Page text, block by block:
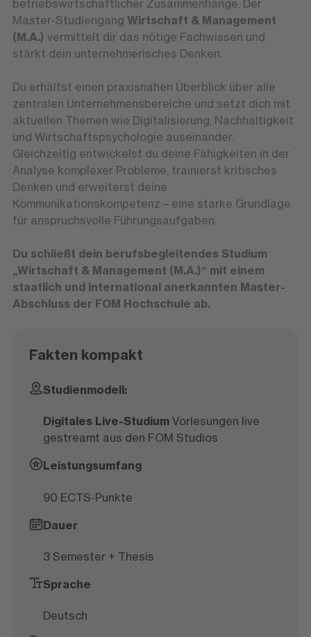
betriebswirtschaftlicher Zusammenhänge. Der
Master-Studiengang Wirtschaft & Management
(M.A.) vermittelt dir das nötige Fachwissen und
stärkt dein unternehmerisches Denken.
Du erhältst einen praxisnahen Überblick über alle
zentralen Unternehmensbereiche und setzt dich mit
aktuellen Themen wie Digitalisierung, Nachhaltigkeit
und Wirtschaftspsychologie auseinander.
Gleichzeitig entwickelst du deine Fähigkeiten in der
Analyse komplexer Probleme, trainierst kritisches
Denken und erweiterst deine
Kommunikationskompetenz – eine starke Grundlage
für anspruchsvolle Führungsaufgaben.
Du schließt dein berufsbegleitendes Studium
„Wirtschaft & Management (M.A.)“ mit einem
staatlich und international anerkannten Master-
Abschluss der FOM Hochschule ab.
Fakten kompakt
Studienmodell:
Digitales Live-StudiumVorlesungen live
gestreamt aus den FOM Studios
Leistungsumfang
90 ECTS-Punkte
Dauer
3 Semester + Thesis
Sprache
Deutsch